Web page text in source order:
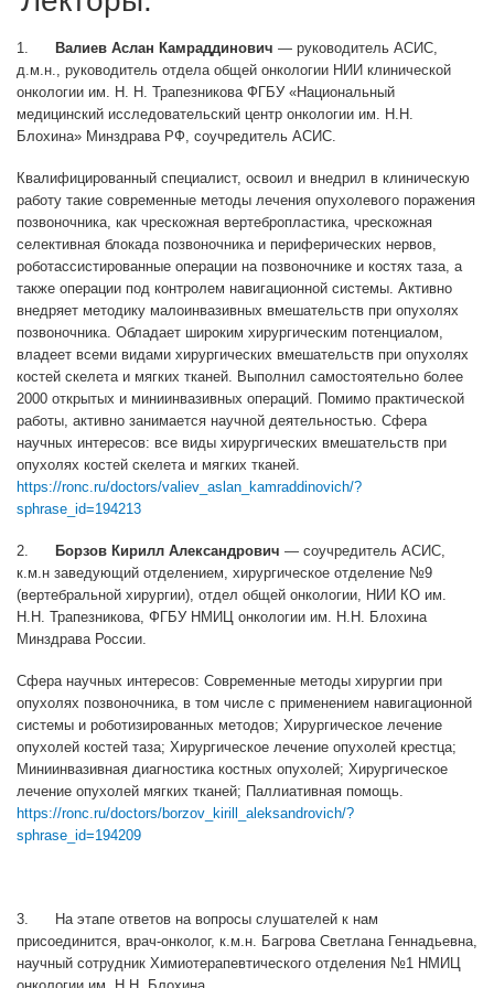
1. Валиев Аслан Камраддинович — руководитель АСИС,
д.м.н., руководитель отдела общей онкологии НИИ клинической
онкологии им. Н. Н. Трапезникова ФГБУ «Национальный
медицинский исследовательский центр онкологии им. Н.Н.
Блохина» Минздрава РФ, соучредитель АСИС.
Квалифицированный специалист, освоил и внедрил в клиническую
работу такие современные методы лечения опухолевого поражения
позвоночника, как чрескожная вертебропластика, чрескожная
селективная блокада позвоночника и периферических нервов,
роботассистированные операции на позвоночнике и костях таза, а
также операции под контролем навигационной системы. Активно
внедряет методику малоинвазивных вмешательств при опухолях
позвоночника. Обладает широким хирургическим потенциалом,
владеет всеми видами хирургических вмешательств при опухолях
костей скелета и мягких тканей. Выполнил самостоятельно более
2000 открытых и миниинвазивных операций. Помимо практической
работы, активно занимается научной деятельностью. Сфера
научных интересов: все виды хирургических вмешательств при
опухолях костей скелета и мягких тканей.
https://ronc.ru/doctors/valiev_aslan_kamraddinovich/?
sphrase_id=194213
2. Борзов Кирилл Александрович — соучредитель АСИС,
к.м.н заведующий отделением, хирургическое отделение №9
(вертебральной хирургии), отдел общей онкологии, НИИ КО им.
Н.Н. Трапезникова, ФГБУ НМИЦ онкологии им. Н.Н. Блохина
Минздрава России.
Сфера научных интересов: Современные методы хирургии при
опухолях позвоночника, в том числе с применением навигационной
системы и роботизированных методов; Хирургическое лечение
опухолей костей таза; Хирургическое лечение опухолей крестца;
Миниинвазивная диагностика костных опухолей; Хирургическое
лечение опухолей мягких тканей; Паллиативная помощь.
https://ronc.ru/doctors/borzov_kirill_aleksandrovich/?
sphrase_id=194209
3. На этапе ответов на вопросы слушателей к нам
присоединится, врач-онколог, к.м.н. Багрова Светлана Геннадьевна,
научный сотрудник Химиотерапевтического отделения №1 НМИЦ